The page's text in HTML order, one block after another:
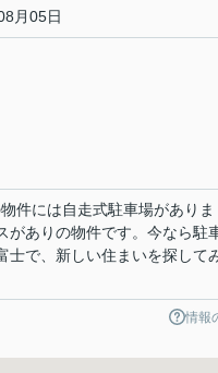
月05日
件には自走式駐車場がありま
がありの物件です。今なら駐
士で、新しい住まいを探して
情報